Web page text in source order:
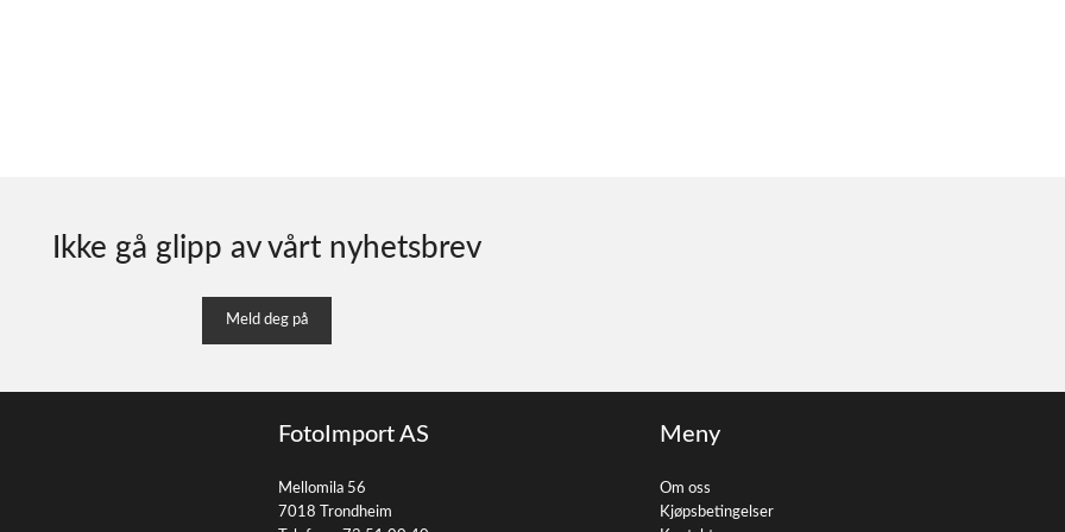
Ikke gå glipp av vårt nyhetsbrev
Meld deg på
FotoImport AS
Mellomila 56
7018 Trondheim
Meny
Om oss
Kjøpsbetingelser